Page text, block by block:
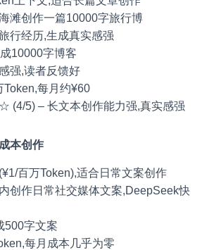
滩创作一篇10000字旅行博
行经历,生成真实感强
10000字博客
强,读者反馈好
Token,每月约¥60
5) – 长文本创作能力强,真实感强
本创作
百万Token),适合日常文案创作
创作日常社交媒体文案,DeepSeek快
500字文案
每月成本几乎为零